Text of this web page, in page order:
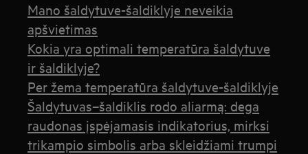
Mano šaldytuve-šaldiklyje neveikia
apšvietimas
Kokia yra optimali temperatūra šaldytuve
ir šaldiklyje?
Per žema temperatūra šaldytuve-šaldiklyje
Šaldytuvas–šaldiklis rodo aliarmą: dega
raudonas įspėjamasis indikatorius, mirksi
trikampio simbolis arba skleidžiami trumpi